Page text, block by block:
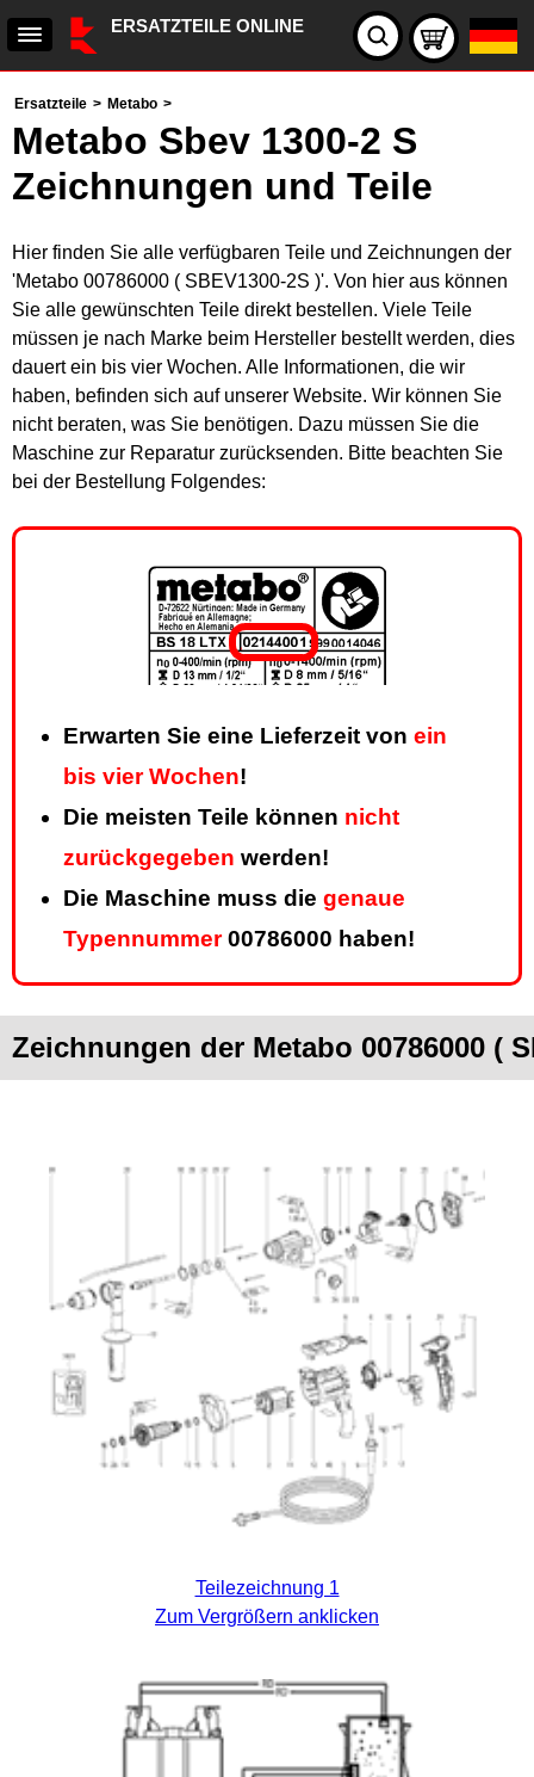
ERSATZTEILE ONLINE
Ersatzteile > Metabo >
Metabo Sbev 1300-2 S
Zeichnungen und Teile
Hier finden Sie alle verfügbaren Teile und Zeichnungen der
'Metabo 00786000 ( SBEV1300-2S )'. Von hier aus können
Sie alle gewünschten Teile direkt bestellen. Viele Teile
müssen je nach Marke beim Hersteller bestellt werden, dies
dauert ein bis vier Wochen. Alle Informationen, die wir
haben, befinden sich auf unserer Website. Wir können Sie
nicht beraten, was Sie benötigen. Dazu müssen Sie die
Maschine zur Reparatur zurücksenden. Bitte beachten Sie
bei der Bestellung Folgendes:
Erwarten Sie eine Lieferzeit von ein
bis vier Wochen!
Die meisten Teile können nicht
zurückgegeben werden!
Die Maschine muss die genaue
Typennummer00786000 haben!
Zeichnungen der Metabo 00786000 (
Teilezeichnung 1
Zum Vergrößern anklicken